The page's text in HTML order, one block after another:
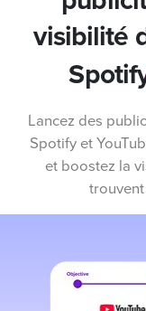
visibilité
Lancez des
Spotify et
et boostez la